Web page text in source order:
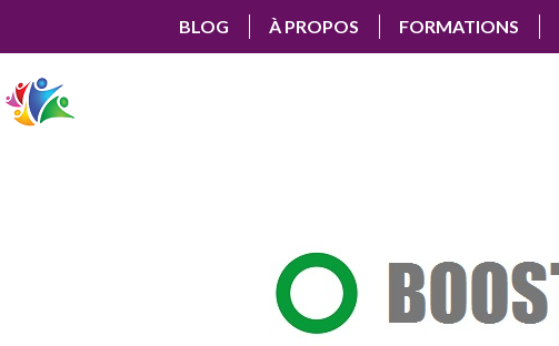
BLOG À PROPOS FORMATIONS